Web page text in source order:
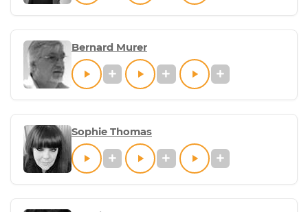
Bernard Murer
Sophie Thomas